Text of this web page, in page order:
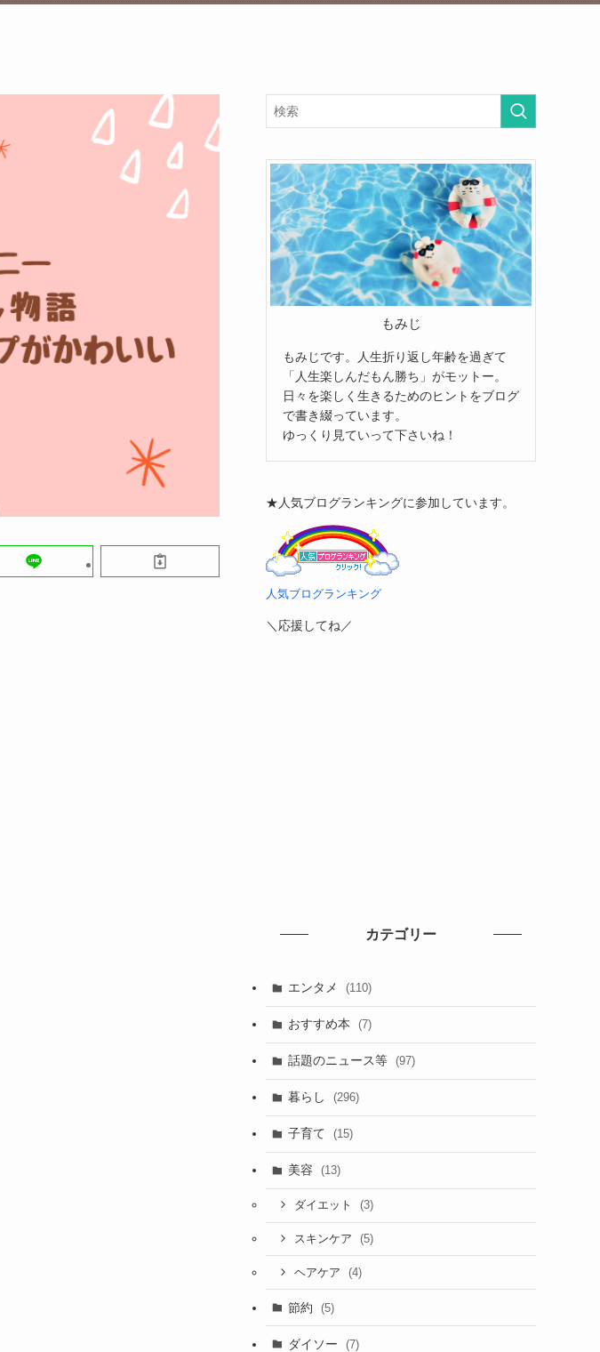
もみじ
もみじです。人生折り返し年齢を過ぎて
「人生楽しんだもん勝ち」がモットー。
日々を楽しく生きるためのヒントをブログ
で書き綴っています。
ゆっくり見ていって下さいね！
★人気ブログランキングに参加しています。
人気ブログランキング
＼応援してね／
カテゴリー
エンタメ (110)
おすすめ本 (7)
話題のニュース等 (97)
暮らし (296)
子育て (15)
美容 (13)
ダイエット (3)
スキンケア (5)
ヘアケア (4)
節約 (5)
ダイソー (7)